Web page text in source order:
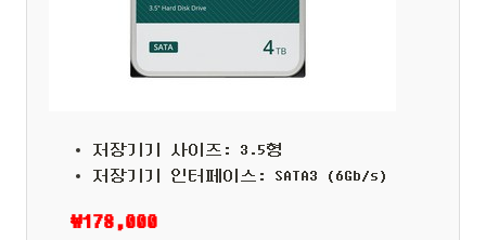
저장기기 사이즈: 3.5형
저장기기 인터페이스: SATA3 (6Gb/s)
₩178,000